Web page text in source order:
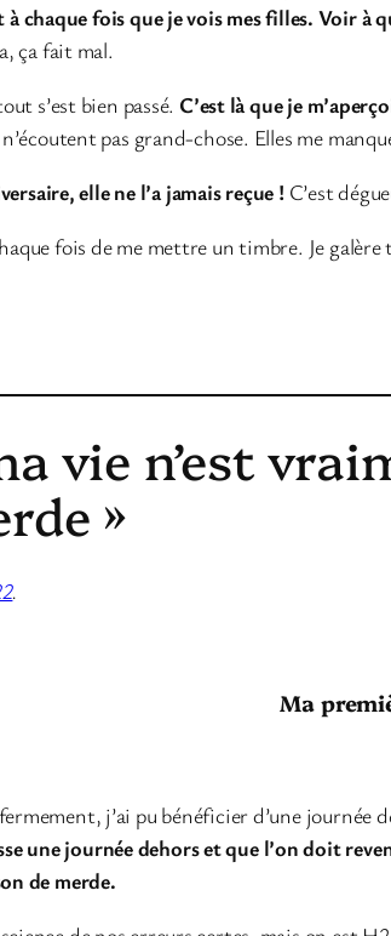
à chaque fois que je vois mes filles. Voir à
ça fait mal.
s’est bien passé. C’est là que je
n’écoutent pas grand-chose. Elles me
elle ne l’a jamais reçue ! C’est
fois de me mettre un timbre. Je
vie n’est
»
.
Ma
j’ai pu bénéficier d’une
une journée dehors et que l’on doit
de merde.